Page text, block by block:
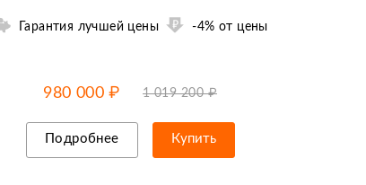
Гарантия лучшей цены -4% от цены
-4% от цены до11.08
980 000 ₽ 1 019 200 ₽
Подробнее Купить